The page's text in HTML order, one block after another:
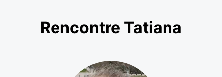
Rencontre Tatiana